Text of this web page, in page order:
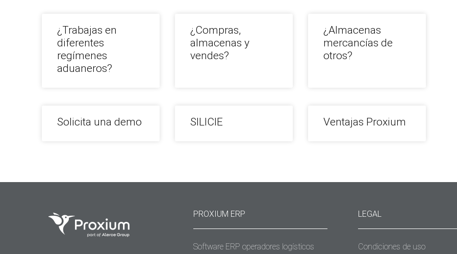
¿Trabajas en
diferentes
regímenes
aduaneros?
¿Compras,
almacenas y
vendes?
¿Almacenas
mercancías de
otros?
Solicita una demo SILICIE Ventajas Proxium
PROXIUM ERP
Software ERP operadores logísticos
LEGAL
Condiciones de uso